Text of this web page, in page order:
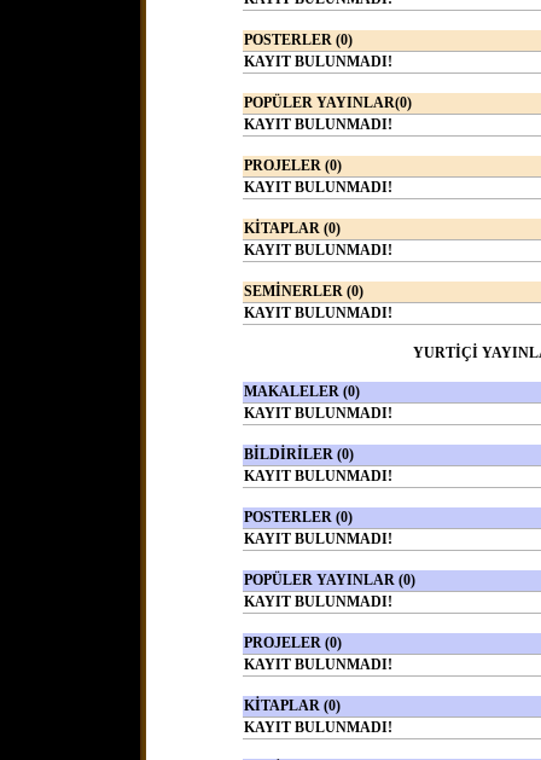
POSTERLER (0)
KAYIT BULUNMADI!
POPÜLER YAYINLAR(0)
KAYIT BULUNMADI!
PROJELER (0)
KAYIT BULUNMADI!
KİTAPLAR (0)
KAYIT BULUNMADI!
SEMİNERLER (0)
KAYIT BULUNMADI!
YURTİÇİ
MAKALELER (0)
KAYIT BULUNMADI!
BİLDİRİLER (0)
KAYIT BULUNMADI!
POSTERLER (0)
KAYIT BULUNMADI!
POPÜLER YAYINLAR (0)
KAYIT BULUNMADI!
PROJELER (0)
KAYIT BULUNMADI!
KİTAPLAR (0)
KAYIT BULUNMADI!